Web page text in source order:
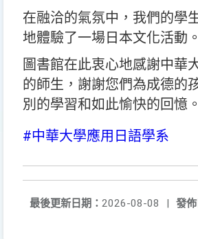
在融洽的氣氛中，我們的學
地體驗了一場日本文化活動。
圖書館在此衷心地感謝中華
的師生，謝謝您們為成德的
別的學習和如此愉快的回憶。
#中華大學應用日語學系
發佈
最後更新日期： 2026-08-08
|